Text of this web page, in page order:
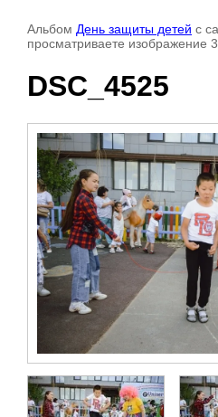
Альбом День защиты детей с
просматриваете изображение
DSC_4525